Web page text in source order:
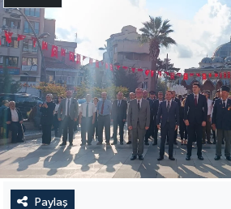
Paylaş